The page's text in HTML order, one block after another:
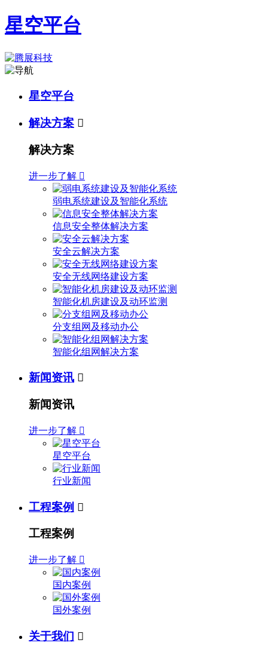
星空平台
星空平台
解决方案 
解决方案
进一步了解 
弱电系统建设及智能化系统
信息安全整体解决方案
安全云解决方案
安全无线网络建设方案
智能化机房建设及动环监测
分支组网及移动办公
智能化组网解决方案
新闻资讯 
新闻资讯
进一步了解 
星空平台
行业新闻
工程案例 
工程案例
进一步了解 
国内案例
国外案例
关于我们 